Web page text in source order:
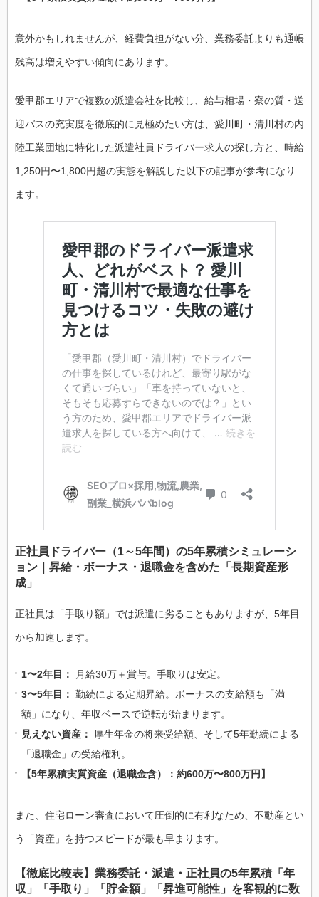
意外かもしれませんが、経費負担がない分、業務委託よりも通帳
残高は増えやすい傾向にあります。
愛甲郡エリアで複数の派遣会社を比較し、給与相場・寮の質・送
迎バスの充実度を徹底的に見極めたい方は、愛川町・清川村の内
陸工業団地に特化した派遣社員ドライバー求人の探し方と、時給
1,250円〜1,800円超の実態を解説した以下の記事が参考になり
ます。
正社員ドライバー（1～5年間）の5年累積シミュレーシ
ョン｜昇給・ボーナス・退職金を含めた「長期資産形
成」
正社員は「手取り額」では派遣に劣ることもありますが、5年目
から加速します。
1〜2年目：
月給30万＋賞与。手取りは安定。
3〜5年目： 勤続による定期昇給。ボーナスの支給額も「満
額」になり、年収ベースで逆転が始まります。
見えない資産：
厚生年金の将来受給額、そして5年勤続による
「退職金」の受給権利。
【5年累積実質資産（退職金含）：約600万〜800万円】
また、住宅ローン審査において圧倒的に有利なため、不動産とい
う「資産」を持つスピードが最も早まります。
【徹底比較表】業務委託・派遣・正社員の5年累積「年
収」「手取り」「貯金額」「昇進可能性」を客観的に数